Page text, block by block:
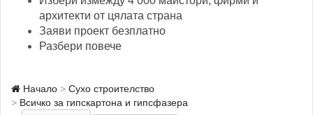
архитекти от цялата страна
Заяви проект безплатно
Разбери повече
Начало
Сухо строителство
Всичко за гипскартона и гипсфазера